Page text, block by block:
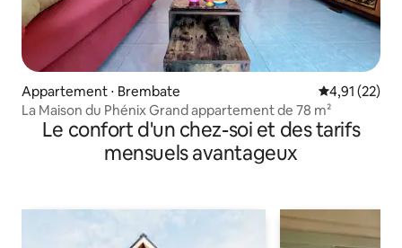
Appartement ⋅ Brembate Évaluation
4,91 (22)
La Maison du Phénix Grand appartement de 78 m²
Le confort d'un chez-soi et des tarifs
mensuels avantageux